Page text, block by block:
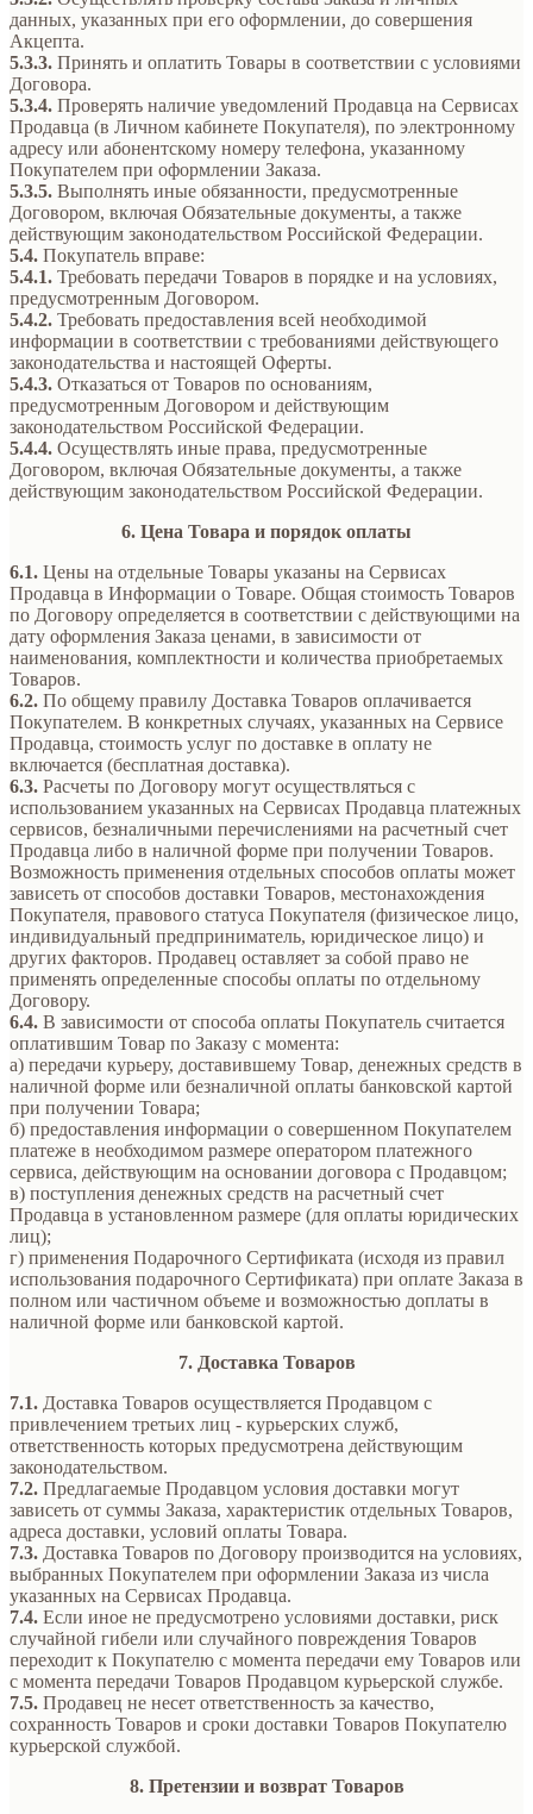
данных, указанных при его оформлении, до совершения
Акцепта.
5.3.3. Принять и оплатить Товары в соответствии с условиями
Договора.
5.3.4. Проверять наличие уведомлений Продавца на Сервисах
Продавца (в Личном кабинете Покупателя), по электронному
адресу или абонентскому номеру телефона, указанному
Покупателем при оформлении Заказа.
5.3.5. Выполнять иные обязанности, предусмотренные
Договором, включая Обязательные документы, а также
действующим законодательством Российской Федерации.
5.4. Покупатель вправе:
5.4.1. Требовать передачи Товаров в порядке и на условиях,
предусмотренным Договором.
5.4.2. Требовать предоставления всей необходимой
информации в соответствии с требованиями действующего
законодательства и настоящей Оферты.
5.4.3. Отказаться от Товаров по основаниям,
предусмотренным Договором и действующим
законодательством Российской Федерации.
5.4.4. Осуществлять иные права, предусмотренные
Договором, включая Обязательные документы, а также
действующим законодательством Российской Федерации.
6. Цена Товара и порядок оплаты
6.1. Цены на отдельные Товары указаны на Сервисах
Продавца в Информации о Товаре. Общая стоимость Товаров
по Договору определяется в соответствии с действующими на
дату оформления Заказа ценами, в зависимости от
наименования, комплектности и количества приобретаемых
Товаров.
6.2. По общему правилу Доставка Товаров оплачивается
Покупателем. В конкретных случаях, указанных на Сервисе
Продавца, стоимость услуг по доставке в оплату не
включается (бесплатная доставка).
6.3. Расчеты по Договору могут осуществляться с
использованием указанных на Сервисах Продавца платежных
сервисов, безналичными перечислениями на расчетный счет
Продавца либо в наличной форме при получении Товаров.
Возможность применения отдельных способов оплаты может
зависеть от способов доставки Товаров, местонахождения
Покупателя, правового статуса Покупателя (физическое лицо,
индивидуальный предприниматель, юридическое лицо) и
других факторов. Продавец оставляет за собой право не
применять определенные способы оплаты по отдельному
Договору.
6.4. В зависимости от способа оплаты Покупатель считается
оплатившим Товар по Заказу с момента:
а) передачи курьеру, доставившему Товар, денежных средств в
наличной форме или безналичной оплаты банковской картой
при получении Товара;
б) предоставления информации о совершенном Покупателем
платеже в необходимом размере оператором платежного
сервиса, действующим на основании договора с Продавцом;
в) поступления денежных средств на расчетный счет
Продавца в установленном размере (для оплаты юридических
лиц);
г) применения Подарочного Сертификата (исходя из правил
использования подарочного Сертификата) при оплате Заказа в
полном или частичном объеме и возможностью доплаты в
наличной форме или банковской картой.
7. Доставка Товаров
7.1. Доставка Товаров осуществляется Продавцом с
привлечением третьих лиц - курьерских служб,
ответственность которых предусмотрена действующим
законодательством.
7.2. Предлагаемые Продавцом условия доставки могут
зависеть от суммы Заказа, характеристик отдельных Товаров,
адреса доставки, условий оплаты Товара.
7.3. Доставка Товаров по Договору производится на условиях,
выбранных Покупателем при оформлении Заказа из числа
указанных на Сервисах Продавца.
7.4. Если иное не предусмотрено условиями доставки, риск
случайной гибели или случайного повреждения Товаров
переходит к Покупателю с момента передачи ему Товаров или
с момента передачи Товаров Продавцом курьерской службе.
7.5. Продавец не несет ответственность за качество,
сохранность Товаров и сроки доставки Товаров Покупателю
курьерской службой.
8. Претензии и возврат Товаров